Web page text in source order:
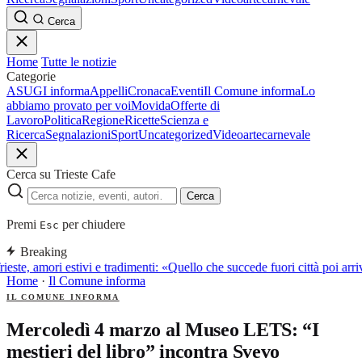
Cerca
Home Tutte le notizie
Categorie
ASUGI informaAppelliCronacaEventiIl Comune informaLo
abbiamo provato per voiMovidaOfferte di
LavoroPoliticaRegioneRicetteScienza e
RicercaSegnalazioniSportUncategorizedVideoartecarnevale
Cerca su Trieste Cafe
Cerca
Premi Esc per chiudere
Breaking
amori estivi e tradimenti: «Quello che succede fuori città poi
Home · Il Comune informa
IL COMUNE INFORMA
Mercoledì 4 marzo al Museo LETS: “I
mestieri del libro” incontra Svevo